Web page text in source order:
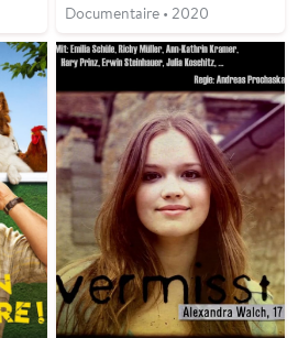
Documentaire • 2020